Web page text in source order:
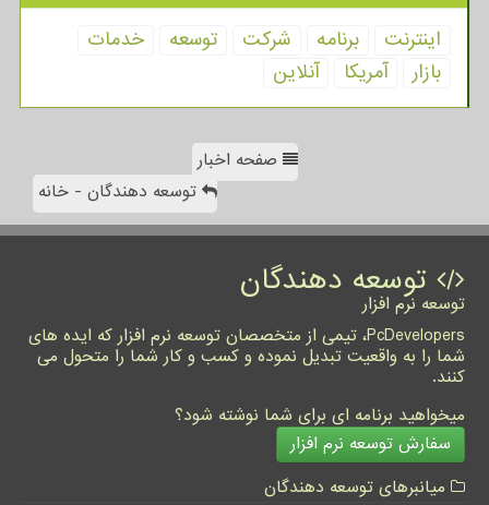
اینترنت برنامه شركت توسعه
خدمات
بازار
آمریكا آنلاین
صفحه اخبار
توسعه دهندگان - خانه
توسعه دهندگان
توسعه نرم افزار
PcDevelopers، تیمی از متخصصان توسعه نرم افزار که ایده های
شما را به واقعیت تبدیل نموده و کسب و کار شما را متحول می
کنند.
میخواهید برنامه ای برای شما نوشته شود؟
سفارش توسعه نرم افزار
میانبرهای توسعه دهندگان